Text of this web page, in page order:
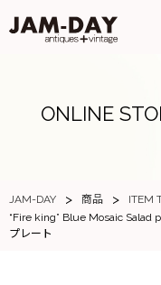
ONLINE
JAM-DAY > 商品 > ITEM
“Fire king” Blue Mosaic Salad
プレート